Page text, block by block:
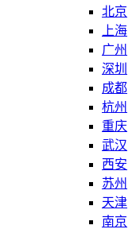
北京
上海
广州
深圳
成都
杭州
重庆
武汉
西安
苏州
天津
南京